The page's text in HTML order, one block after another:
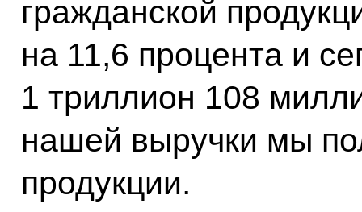
гражданской
на 11,6 процента и
1 триллион 108
нашей выручки мы
продукции.